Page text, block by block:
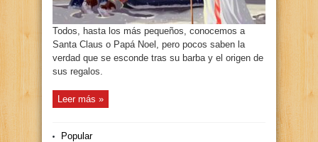
Todos, hasta los más pequeños, conocemos a
Santa Claus o Papá Noel, pero pocos saben la
verdad que se esconde tras su barba y el origen de
sus regalos.
Leer más »
Popular